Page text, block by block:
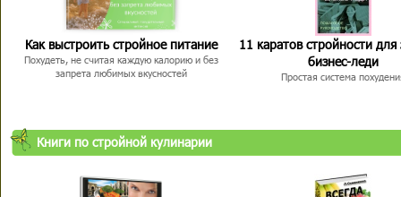
Как выстроить стройное питание
Похудеть, не считая каждую калорию и без
запрета любимых вкусностей
11 каратов стройности для
бизнес-леди
Простая система
Книги по стройной кулинарии